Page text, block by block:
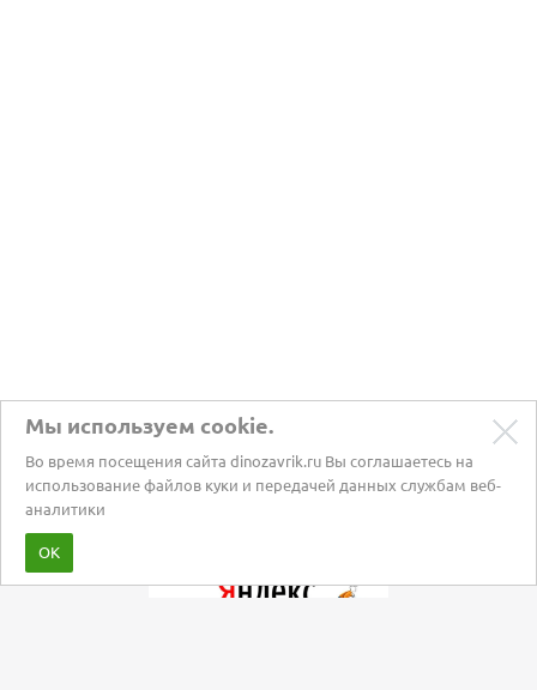
Мы используем cookie.
Во время посещения сайта dinozavrik.ru Вы соглашаетесь на
использование файлов куки и передачей данных службам веб-
аналитики
ОК